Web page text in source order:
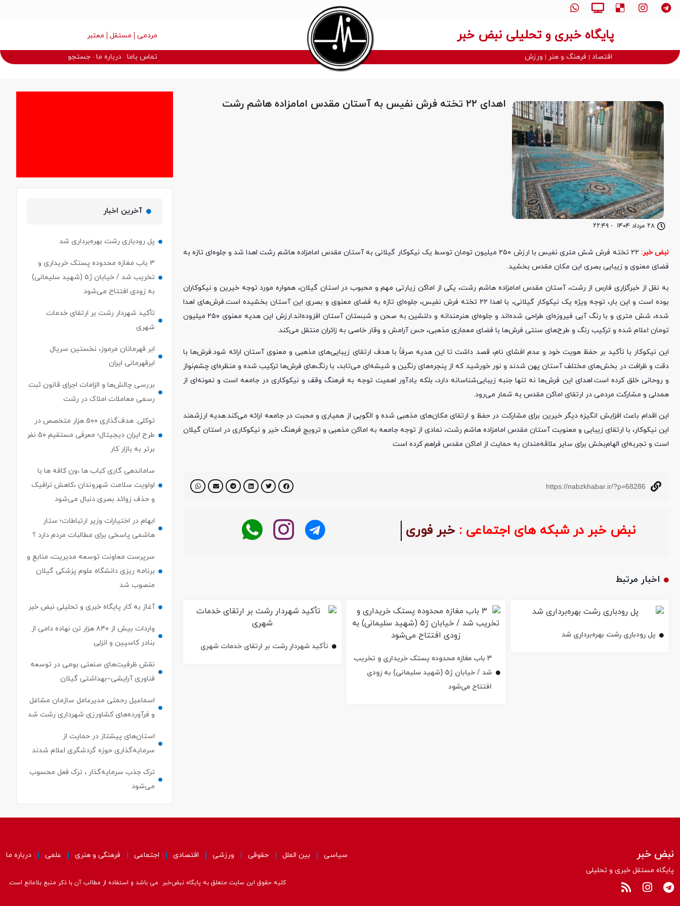
پایگاه خبری و تحلیلی نبض خبر مردمی مستقل معتبر
اقتصاد فرهنگ و هنر ورزش تماس باما درباره ما جستجو
۲۸ مرداد ۱۴۰۴ - ۲۲:۴۹
اهدای ۲۲ تخته فرش نفیس به آستان مقدس امامزاده هاشم رشت
نبض خبر:
۲۲ تخته فرش شش متری نفیس با ارزش ۲۵۰ میلیون تومان توسط یک نیکوکار گیلانی به آستان مقدس امامزاده هاشم رشت اهدا شد و جلوه‌ای تازه به
فضای معنوی و زیبایی بصری این مکان مقدس بخشید.
به نقل از خبرگزاری فارس از رشت، آستان مقدس امامزاده هاشم رشت، یکی از اماکن زیارتی مهم و محبوب در استان گیلان، همواره مورد توجه خیرین و نیکوکاران
بوده است و این بار، توجه ویژه یک نیکوکار گیلانی، با اهدا ۲۲ تخته فرش نفیس، جلوه‌ای تازه به فضای معنوی و بصری این آستان بخشیده است.فرش‌های اهدا
شده، شش متری و با رنگ آبی فیروزه‌ای طراحی شده‌اند و جلوه‌ای هنرمندانه و دلنشین به صحن و شبستان آستان افزوده‌اند.ارزش این هدیه معنوی ۲۵۰ میلیون
تومان اعلام شده و ترکیب رنگ و طرح‌های سنتی فرش‌ها با فضای معماری مذهبی، حس آرامش و وقار خاصی به زائران منتقل می‌کند.
این نیکوکار با تأکید بر حفظ هویت خود و عدم افشای نام، قصد داشت تا این هدیه صرفاً با هدف ارتقای زیبایی‌های مذهبی و معنوی آستان ارائه شود.فرش‌ها با
دقت و ظرافت در بخش‌های مختلف آستان پهن شدند و نور خورشید که از پنجره‌های رنگین و شیشه‌ای می‌تابد، با رنگ‌های فرش‌ها ترکیب شده و منظره‌ای چشم‌نواز
و روحانی خلق کرده است.اهدای این فرش‌ها نه تنها جنبه زیبایی‌شناسانه دارد، بلکه یادآور اهمیت توجه به فرهنگ وقف و نیکوکاری در جامعه است و نمونه‌ای از
همدلی و مشارکت مردمی در ارتقای اماکن مقدس به شمار می‌رود.
این اقدام باعث افزایش انگیزه دیگر خیرین برای مشارکت در حفظ و ارتقای مکان‌های مذهبی شده و الگویی از همیاری و محبت در جامعه ارائه می‌کند.هدیه ارزشمند
این نیکوکار، با ارتقای زیبایی و معنویت آستان مقدس امامزاده هاشم رشت، نمادی از توجه جامعه به اماکن مذهبی و ترویج فرهنگ خیر و نیکوکاری در استان گیلان
است و تجربه‌ای الهام‌بخش برای سایر علاقه‌مندان به حمایت از اماکن مقدس فراهم کرده است
https://nabzkhabar.ir/?p=68286
نبض خبر در شبکه های اجتماعی : خبر فوری
اخبار مرتبط
پل رودباری رشت بهره‌برداری شد
۳ باب مغازه محدوده پستک خریداری و تخریب
شد / خیابان ژ۵ (شهید سلیمانی) به زودی
افتتاح می‌شود
تأکید شهردار رشت بر ارتقای خدمات شهری
آخرین اخبار
پل رودباری رشت بهره‌برداری شد
۳ باب مغازه محدوده پستک خریداری و
تخریب شد / خیابان ژ۵ (شهید سلیمانی)
به زودی افتتاح می‌شود
تأکید شهردار رشت بر ارتقای خدمات
شهری
ابر قهرمانان مرموز، نخستین سریال
ابرقهرمانی ایران
بررسی چالش‌ها و الزامات اجرای قانون ثبت
رسمی معاملات املاک در رشت
توکلی: هدف‌گذاری ۵۰۰ هزار متخصص در
طرح ایران دیجیتال؛ معرفی مستقیم ۵۰ نفر
برتر به بازار کار
ساماندهی گاری کباب ها ،ون کافه ها با
اولویت سلامت شهروندان ،کاهش ترافیک
و حذف زوائد بصری دنبال می‌شود
ابهام در اختیارات وزیر ارتباطات؛ ستار
هاشمی پاسخی برای مطالبات مردم دارد ؟
سرپرست معاونت توسعه مدیریت، منابع و
برنامه ریزی دانشگاه علوم پزشکی گیلان
منصوب شد
آغاز به کار پایگاه خبری و تحلیلی نبض خبر
واردات بیش از ۸۴۰ هزار تن نهاده دامی از
بنادر كاسپین و انزلی
نقش ظرفیت‌های صنعتی بومی در توسعه
فناوری آرایشی–بهداشتی گیلان
اسماعیل رحمتی مدیرعامل سازمان مشاغل
و فرآورده‌های کشاورزی شهرداری رشت شد
استان‌های پیشتاز در حمایت از
سرمایه‌گذاری حوزه گردشگری اعلام شدند
ترک جذب سرمایه‌گذار ، ترک فعل محسوب
می‌شود
نبض خبر
پایگاه مستقل خبری و تحلیلی
سیاسی بین الملل حقوقی ورزشی اقتصادی اجتماعی فرهنگی و هنری علمی درباره ما
کلیه حقوق این سایت متعلق به پایگاه نبض‌خبر می باشد و استفاده از مطالب آن با ذکر منبع بلامانع است.